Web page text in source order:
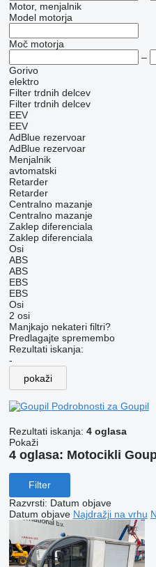
Motor, menjalnik
Model motorja
Moč motorja
–
Gorivo
elektro
Filter trdnih delcev
Filter trdnih delcev
EEV
EEV
AdBlue rezervoar
AdBlue rezervoar
Menjalnik
avtomatski
Retarder
Retarder
Centralno mazanje
Centralno mazanje
Zaklep diferenciala
Zaklep diferenciala
Osi
ABS
ABS
EBS
EBS
Osi
2 osi
Manjkajo nekateri filtri?
Predlagajte spremembo
Rezultati iskanja:
-
pokaži
Podrobnosti za Goupil
Rezultati iskanja: 4 oglasa
Pokaži
4 oglasa: Motocikli
Filter
Razvrsti: Datum objave
Datum objave Najdražji na vrhu